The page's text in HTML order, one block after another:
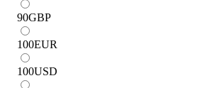
90GBP
100EUR
100USD